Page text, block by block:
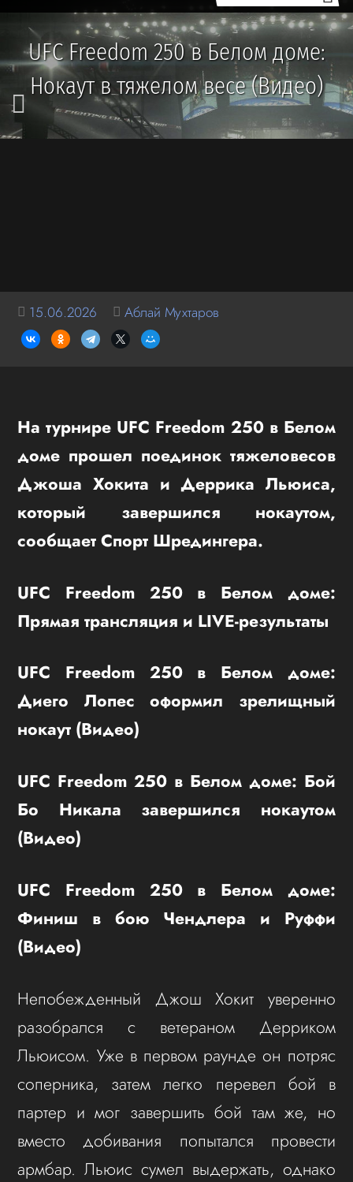
UFC Freedom 250 в Белом доме:
Нокаут в тяжелом весе (Видео)
15.06.2026 Аблай Мухтаров
На турнире UFC Freedom 250 в Белом
доме прошел поединок тяжеловесов
Джоша Хокита и Деррика Льюиса,
который завершился нокаутом,
сообщает Спорт Шредингера.
UFC Freedom 250 в Белом доме:
Прямая трансляция и LIVE-результаты
UFC Freedom 250 в Белом доме:
Диего Лопес оформил зрелищный
нокаут (Видео)
UFC Freedom 250 в Белом доме: Бой
Бо Никала завершился нокаутом
(Видео)
UFC Freedom 250 в Белом доме:
Финиш в бою Чендлера и Руффи
(Видео)
Непобежденный Джош Хокит уверенно
разобрался с ветераном Дерриком
Льюисом. Уже в первом раунде он потряс
соперника, затем легко перевел бой в
партер и мог завершить бой там же, но
вместо добивания попытался провести
армбар. Льюис сумел выдержать, однако